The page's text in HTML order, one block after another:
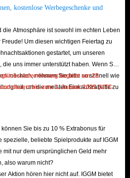
Aktionen dazu bei, unsere niedrigen
erreichen Sie bei der ersten
und weiterhin bei uns einkaufen,
aufsteigen und bis zu 5 % Rabatt erhalten
2-Artikeln!
Sie unsere Website und Dragon
und Kunden über Ihren Link zu IGGM
verdienen Sie Provisionen für die
können Sie Ihre Provisionen auch
kostenlose Werbegeschenke und
die Atmosphäre ist sowohl im echten Leben
Um diesen wichtigen Feiertag zu
gestartet, um unseren
uns immer unterstützt haben. Wenn Sie
möchten, nehmen Sie bitte so schnell wie
teil, um die meisten Einkaufsrabatte zu
beginnt am 23.
dauert bis zum 1. Januar 2025 (UTC-
Sie bis zu 10 % Extrabonus für
spezielle, beliebte Spielprodukte auf IGGM
mit nur dem ursprünglichen Geld mehr
also warum nicht?
Aktion hören hier nicht auf. IGGM bietet